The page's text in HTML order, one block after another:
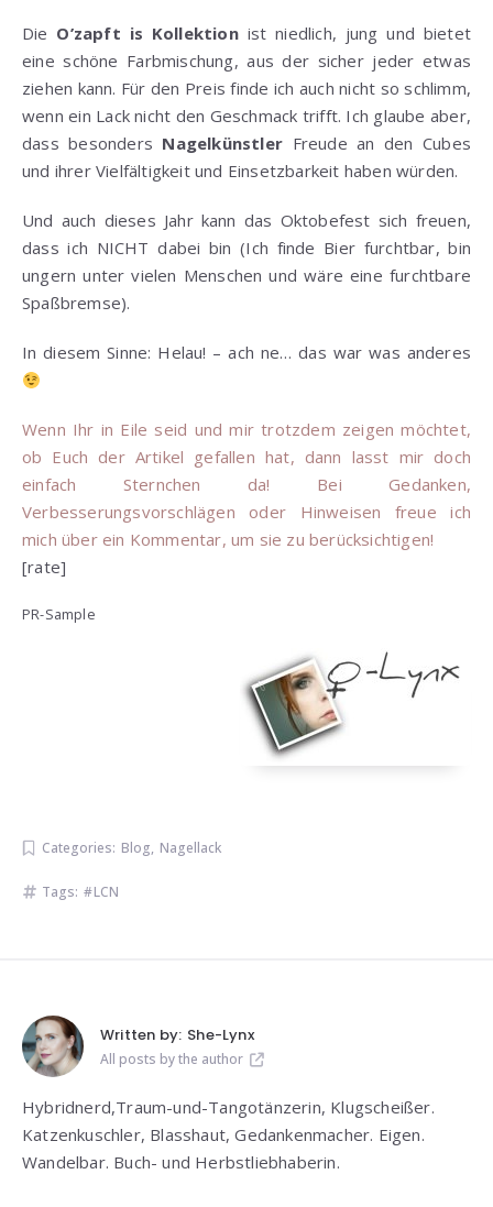
Die O’zapft is Kollektionist niedlich, jung und bietet
eine schöne Farbmischung, aus der sicher jeder etwas
ziehen kann. Für den Preis finde ich auch nicht so schlimm,
wenn ein Lack nicht den Geschmack trifft. Ich glaube aber,
dass besonders Nagelkünstler Freude an den Cubes
und ihrer Vielfältigkeit und Einsetzbarkeit haben würden.
Und auch dieses Jahr kann das Oktobefest sich freuen,
dass ich NICHT dabei bin (Ich finde Bier furchtbar, bin
ungern unter vielen Menschen und wäre eine furchtbare
Spaßbremse).
In diesem Sinne: Helau! – ach ne… das war was anderes
Wenn Ihr in Eile seid und mir trotzdem zeigen möchtet,
ob Euch der Artikel gefallen hat, dann lasst mir doch
einfach Sternchen da! Bei Gedanken,
Verbesserungsvorschlägen oder Hinweisen freue ich
mich über ein Kommentar, um sie zu berücksichtigen!
[rate]
PR-Sample
Categories: Blog, Nagellack
Tags: LCN
Written by: She-Lynx
All posts by the author
Hybridnerd,Traum-und-Tangotänzerin, Klugscheißer.
Katzenkuschler, Blasshaut, Gedankenmacher. Eigen.
Wandelbar. Buch- und Herbstliebhaberin.